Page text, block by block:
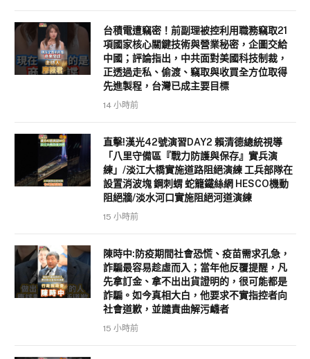
台積電遭竊密！前副理被控利用職務竊取21
項國家核心關鍵技術與營業秘密，企圖交給
中國；評論指出，中共面對美國科技制裁，
正透過走私、偷渡、竊取與收買全方位取得
先進製程，台灣已成主要目標
14 小時前
直擊!漢光42號演習DAY2 賴清德總統視導
「八里守備區『戰力防護與保存』實兵演
練」/淡江大橋實施道路阻絕演練 工兵部隊在
設置消波塊 鋼刺蝟 蛇籠鐵絲網 HESCO機動
阻絕牆/淡水河口實施阻絕河道演練
15 小時前
陳時中:防疫期間社會恐慌、疫苗需求孔急，
詐騙最容易趁虛而入；當年他反覆提醒，凡
先拿訂金、拿不出出貨證明的，很可能都是
詐騙。如今真相大白，他要求不實指控者向
社會道歉，並譴責曲解污衊者
15 小時前